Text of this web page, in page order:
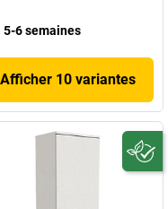
5-6 semaines
Afficher 10 variantes